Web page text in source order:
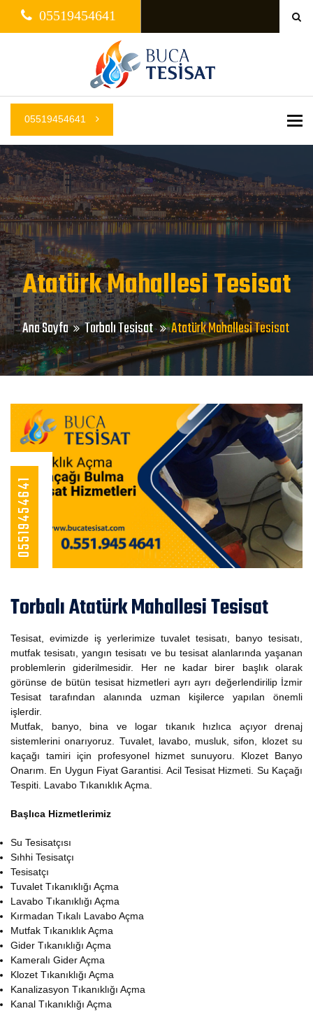
05519454641
05519454641
Atatürk Mahallesi Tesisat
Ana Sayfa Torbalı Tesisat Atatürk Mahallesi Tesisat
05519454641
Torbalı Atatürk Mahallesi Tesisat
Tesisat, evimizde iş yerlerimize tuvalet tesisatı, banyo tesisatı,
mutfak tesisatı, yangın tesisatı ve bu tesisat alanlarında yaşanan
problemlerin giderilmesidir. Her ne kadar birer başlık olarak
görünse de bütün tesisat hizmetleri ayrı ayrı değerlendirilip İzmir
Tesisat tarafından alanında uzman kişilerce yapılan önemli
işlerdir.
Mutfak, banyo, bina ve logar tıkanık hızlıca açıyor drenaj
sistemlerini onarıyoruz. Tuvalet, lavabo, musluk, sifon, klozet su
kaçağı tamiri için profesyonel hizmet sunuyoru. Klozet Banyo
Onarım. En Uygun Fiyat Garantisi. Acil Tesisat Hizmeti. Su Kaçağı
Tespiti. Lavabo Tıkanıklık Açma.
Başlıca Hizmetlerimiz
Su Tesisatçısı
Sıhhi Tesisatçı
Tesisatçı
Tuvalet Tıkanıklığı Açma
Lavabo Tıkanıklığı Açma
Kırmadan Tıkalı Lavabo Açma
Mutfak Tıkanıklık Açma
Gider Tıkanıklığı Açma
Kameralı Gider Açma
Klozet Tıkanıklığı Açma
Kanalizasyon Tıkanıklığı Açma
Kanal Tıkanıklığı Açma